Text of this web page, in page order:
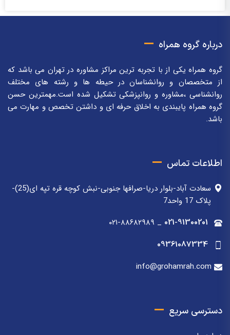
درباره گروه همراه
گروه همراه یکی از با تجربه ترین مراکز مشاوره در تهران می باشد که
از متخصصان و روانشناسان در حیطه ها و رشته های مختلف
روانشناسی ،مشاوره و روانپزشکی تشکیل شده است.مهمترین حسن
گروه همراه پایبندی به اخلاق حرفه ای و داشتن تخصص و مهارت می
باشد.
اطلاعات تماس
سعادت آباد-بلوار دریا-صرافها جنوبی-نبش کوچه قره تپه ای(25)-
پلاک 17 واحد7
021-91300201
_ ۰۲۱-۸۸۶۸۲۹۸۹
09361087334
info@grohamrah.com
دسترسی سریع